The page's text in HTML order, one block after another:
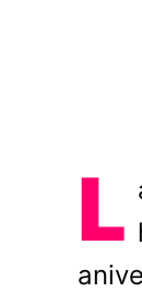
L